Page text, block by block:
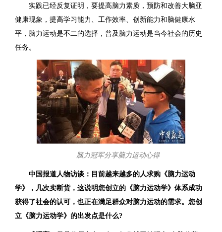
实践已经反复证明，要提高脑力素质，预防和改善大脑亚
健康现象，提高学习能力、工作效率、创新能力和脑健康水
平，脑力运动是不二的选择，普及脑力运动是当今社会的历史
任务。
脑力冠军分享脑力运动心得
中国报道人物访谈：目前越来越多的人求购《脑力运动
学》，几次卖断货，这说明您创立的《脑力运动学》体系成功
获得了社会的认可，也正在满足群众对脑力运动的需求。您创
立《脑力运动学》的出发点是什么?